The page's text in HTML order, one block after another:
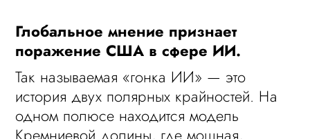
Глобальное мнение признает
поражение США в сфере ИИ.
Так называемая «гонка ИИ» — это
история двух полярных крайностей. На
одном полюсе находится модель